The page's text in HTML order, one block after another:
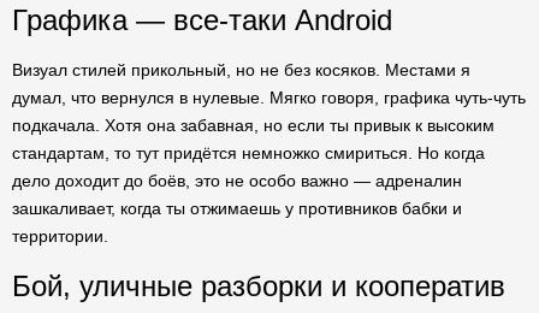
Графика — все-таки Android
Визуал стилей прикольный, но не без косяков. Местами я
думал, что вернулся в нулевые. Мягко говоря, графика чуть-чуть
подкачала. Хотя она забавная, но если ты привык к высоким
стандартам, то тут придётся немножко смириться. Но когда
дело доходит до боёв, это не особо важно — адреналин
зашкаливает, когда ты отжимаешь у противников бабки и
территории.
Бой, уличные разборки и кооператив